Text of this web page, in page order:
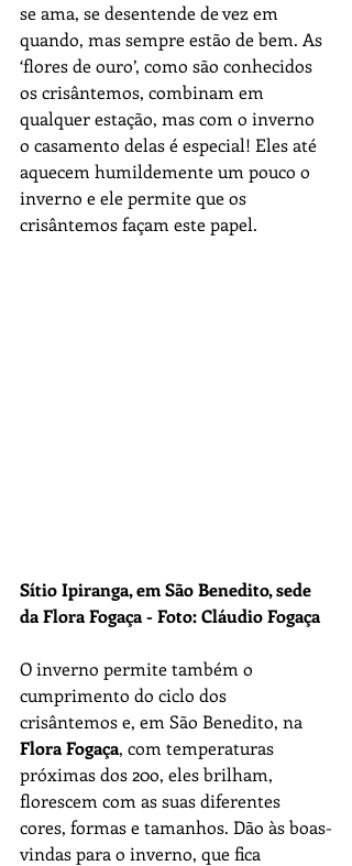
se ama, se desentende de vez em
quando, mas sempre estão de bem. As
‘flores de ouro’, como são conhecidos
os crisântemos, combinam em
qualquer estação, mas com o inverno
o casamento delas é especial! Eles até
aquecem humildemente um pouco o
inverno e ele permite que os
crisântemos façam este papel.
Sítio Ipiranga, em São Benedito, sede
da Flora Fogaça - Foto: Cláudio Fogaça
O inverno permite também o
cumprimento do ciclo dos
crisântemos e, em São Benedito, na
Flora Fogaça, com temperaturas
próximas dos 20o, eles brilham,
florescem com as suas diferentes
cores, formas e tamanhos. Dão às boas-
vindas para o inverno, que fica